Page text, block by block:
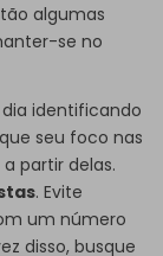
algumas
se no
dia identificando
seu foco nas
partir delas.
. Evite
um número
disso, busque